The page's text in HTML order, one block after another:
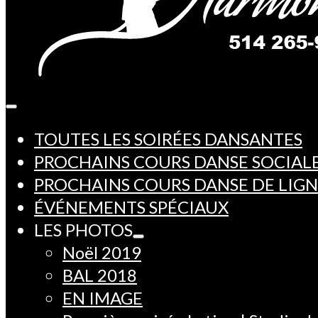
TOUTES LES SOIRÉES DANSANTES
PROCHAINS COURS DANSE
PROCHAINS COURS DANSE DE
ÉVÉNEMENTS SPÉCIAUX
LES PHOTOS
Noël 2019
BAL 2018
EN IMAGE